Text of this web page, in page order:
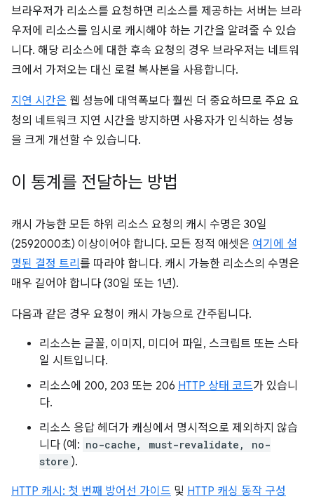
브라우저가 리소스를 요청하면 리소스를 제공하는 서버는 브라
우저에 리소스를 임시로 캐시해야 하는 기간을 알려줄 수 있습
니다. 해당 리소스에 대한 후속 요청의 경우 브라우저는 네트워
크에서 가져오는 대신 로컬 복사본을 사용합니다.
지연 시간은 웹 성능에 대역폭보다 훨씬 더 중요하므로 주요 요
청의 네트워크 지연 시간을 방지하면 사용자가 인식하는 성능
을 크게 개선할 수 있습니다.
이 통계를 전달하는 방법
캐시 가능한 모든 하위 리소스 요청의 캐시 수명은 30일
(2592000초) 이상이어야 합니다. 모든 정적 애셋은 여기에 설
명된 결정 트리 를 따라야 합니다. 캐시 가능한 리소스의 수명은
매우 길어야 합니다 (30일 또는 1년).
다음과 같은 경우 요청이 캐시 가능으로 간주됩니다.
리소스는 글꼴, 이미지, 미디어 파일, 스크립트 또는 스타
일 시트입니다.
리소스에 200, 203 또는 206 HTTP 상태 코드가 있습니
다.
리소스 응답 헤더가 캐싱에서 명시적으로 제외하지 않습
니다 (예: no-cache, must-revalidate, no-
store ).
HTTP 캐시: 첫 번째 방어선 가이드 및 HTTP 캐싱 동작 구성